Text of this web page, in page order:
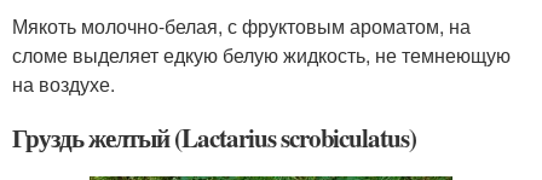
Мякоть молочно-белая, с фруктовым ароматом, на
сломе выделяет едкую белую жидкость, не темнеющую
на воздухе.
Груздь желтый (Lactarius scrobiculatus)